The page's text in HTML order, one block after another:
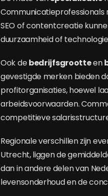
SEO of contentcreatie
duurzaamheid of
Ook debedrijfsgrootteen
gevestigde merken bieden
profitorganisaties, hoewel
arbeidsvoorwaarden.
competitieve
Regionale verschillen zijn
Utrecht, liggen de
dan in andere delen van
levensonderhoud en de